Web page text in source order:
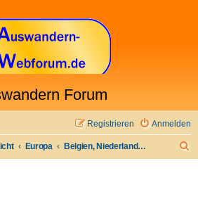
Forum
Anmelden
Registrieren
Europa Belgien, Niederlande, Luxemburg